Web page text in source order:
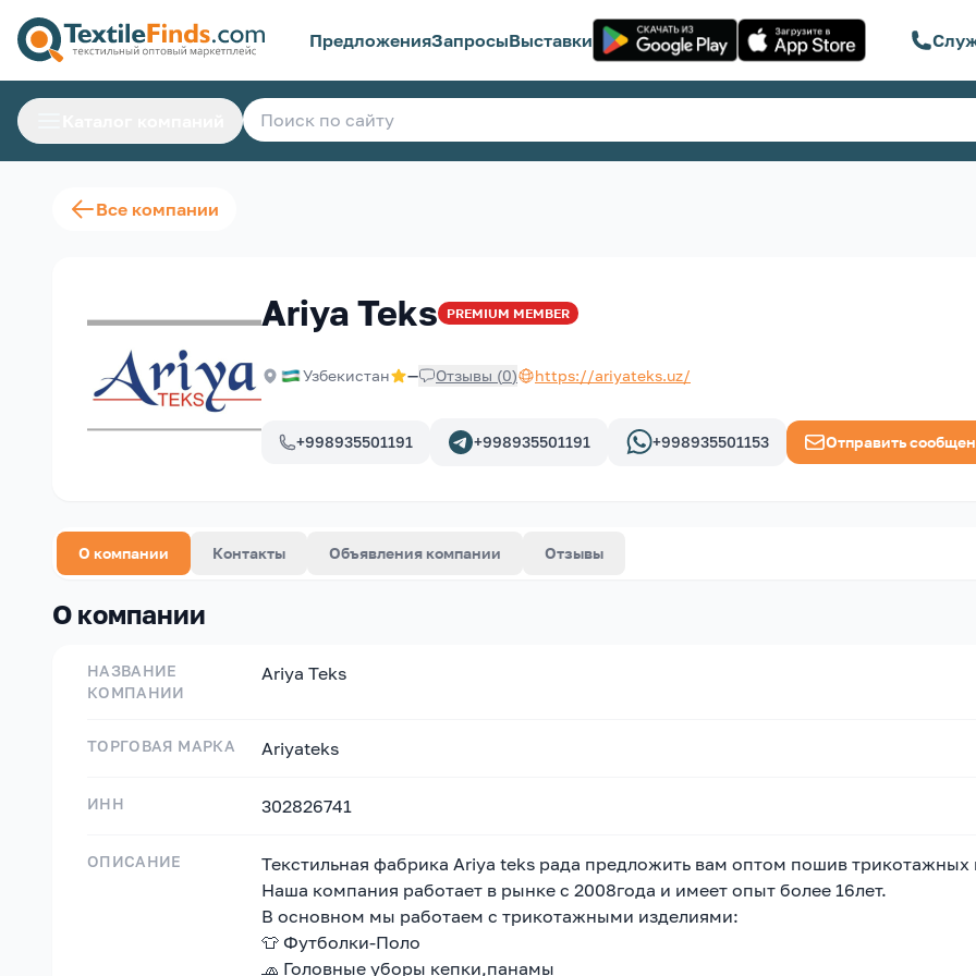
ПредложенияЗапросыВыставки
Все компании
Ariya Teks PREMIUM MEMBER
Узбекистан — Отзывы (0) https://ariyateks.uz/
+998935501191 +998935501191 +998935501153 Отправить
О компании Контакты Объявления компании Отзывы
О компании
НАЗВАНИЕ
КОМПАНИИ
Ariya Teks
ТОРГОВАЯ МАРКА Ariyateks
ИНН 302826741
ОПИСАНИЕ
Текстильная фабрика Ariya teks рада предложить вам оптом пошив трикотажных
Наша компания работает в рынке с 2008года и имеет опыт более 16лет.
В основном мы работаем с трикотажными изделиями:
👕 Футболки-Поло
🧢 Головные уборы кепки,панамы